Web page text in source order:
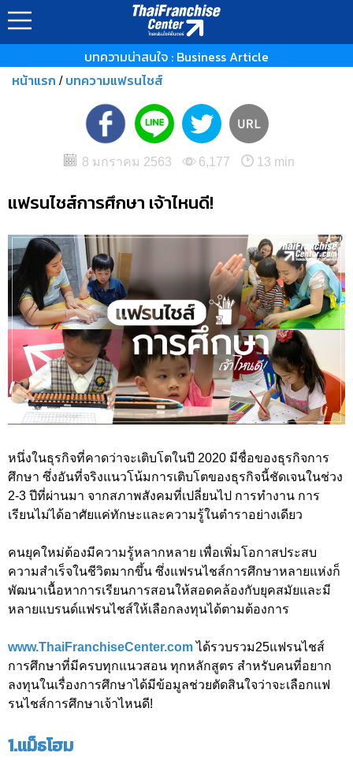
บทความน่าสนใจ : Business Article
หน้าแรก / บทความแฟรนไชส์
8 มกราคม 2563 6,177 13 min
แฟรนไชส์การศึกษา เจ้าไหนดี!
หนึ่งในธุรกิจที่คาดว่าจะเติบโตในปี 2020 มีชื่อของธุรกิจการ
ศึกษา ซึ่งอันที่จริงแนวโน้มการเติบโตของธุรกิจนี้ชัดเจนในช่วง
2-3 ปีที่ผ่านมา จากสภาพสังคมที่เปลี่ยนไป การทำงาน การ
เรียนไม่ได้อาศัยแค่ทักษะและความรู้ในตำราอย่างเดียว
คนยุคใหม่ต้องมีความรู้หลากหลาย เพื่อเพิ่มโอกาสประสบ
ความสำเร็จในชีวิตมากขึ้น ซึ่งแฟรนไชส์การศึกษาหลายแห่งก็
พัฒนาเนื้อหาการเรียนการสอนให้สอดคล้องกับยุคสมัยและมี
หลายแบรนด์แฟรนไชส์ให้เลือกลงทุนได้ตามต้องการ
www.ThaiFranchiseCenter.comได้รวบรวม25แฟรนไชส์
การศึกษาที่มีครบทุกแนวสอน ทุกหลักสูตร สำหรับคนที่อยาก
ลงทุนในเรื่องการศึกษาได้มีข้อมูลช่วยตัดสินใจว่าจะเลือกแฟ
รนไชส์การศึกษาเจ้าไหนดี!
1.แม็ธโฮม